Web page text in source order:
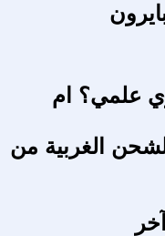
علمي؟ ام
الشحن الغربية من